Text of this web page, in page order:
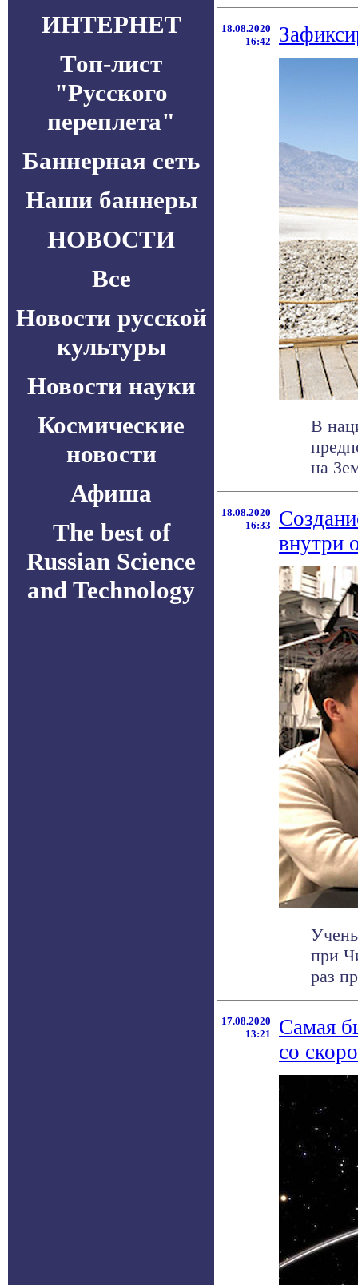
ИНТЕРНЕТ
Топ-лист
"Русского
переплета"
Баннерная сеть
Наши баннеры
НОВОСТИ
Все
Новости русской
культуры
Новости науки
Космические
новости
Афиша
The best of
Russian Science
and Technology
18.08.2020
16:42
В
на
18.08.2020
16:33
внутри
при
раз
17.08.2020
13:21
Самая
со